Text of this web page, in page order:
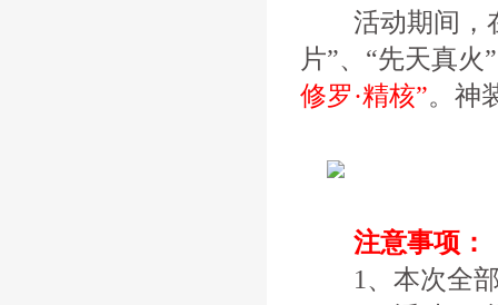
活动期间，在
片”、“先天真火
修罗·精核”。神
注意事项：
1、本次全部